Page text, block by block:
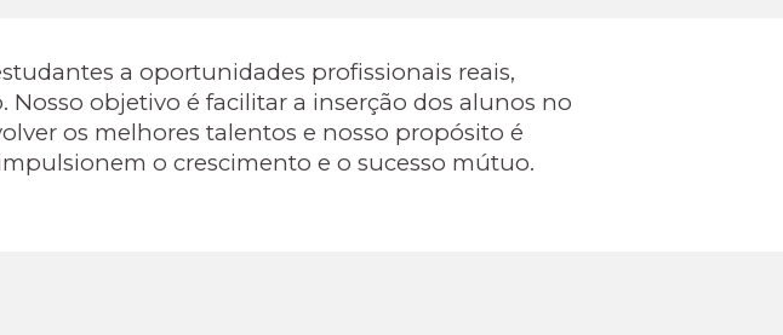
a oportunidades profissionais reais,
objetivo é facilitar a inserção dos alunos no
os melhores talentos e nosso propósito é
o crescimento e o sucesso mútuo.